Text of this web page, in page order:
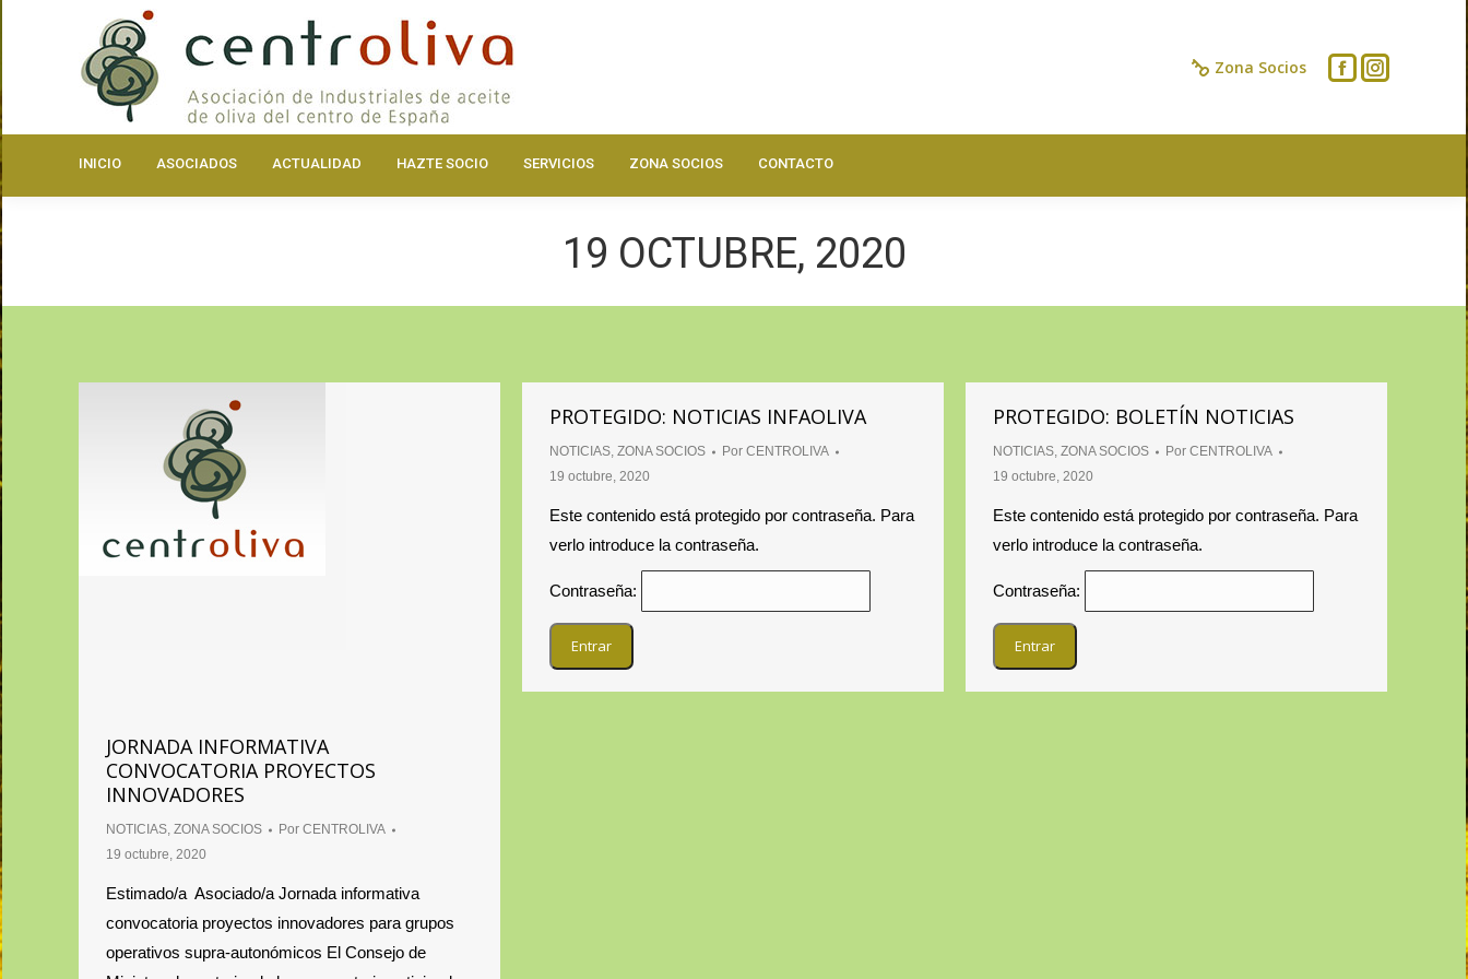
Zona Socios
INICIO ASOCIADOS ACTUALIDAD HAZTE SOCIO SERVICIOS ZONA SOCIOS CONTACTO
19 OCTUBRE, 2020
JORNADA INFORMATIVA
CONVOCATORIA PROYECTOS
INNOVADORES
NOTICIAS, ZONA SOCIOS Por CENTROLIVA
19 octubre, 2020
Estimado/a Asociado/a Jornada informativa
convocatoria proyectos innovadores para grupos
operativos supra-autonómicos El Consejo de
PROTEGIDO: NOTICIAS INFAOLIVA
NOTICIAS, ZONA SOCIOS Por CENTROLIVA
19 octubre, 2020
Este contenido está protegido por contraseña. Para
verlo introduce la contraseña.
Contraseña:
PROTEGIDO: BOLETÍN NOTICIAS
NOTICIAS, ZONA SOCIOS Por CENTROLIVA
19 octubre, 2020
Este contenido está protegido por contraseña. Para
verlo introduce la contraseña.
Contraseña:
ASOCIADOS